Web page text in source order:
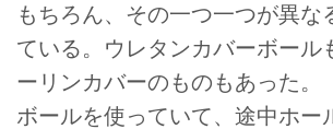
もちろん、その一つ一つが異な
ている。ウレタンカバーボール
ーリンカバーのものもあった。
ボールを使っていて、途中ホー